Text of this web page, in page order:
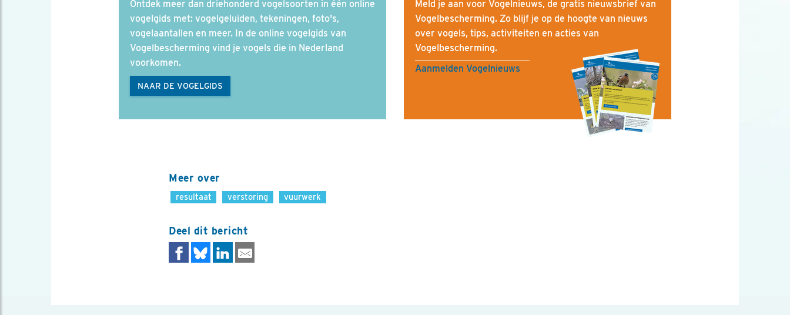
Ontdek meer dan driehonderd vogelsoorten in één online
vogelgids met: vogelgeluiden, tekeningen, foto's,
vogelaantallen en meer. In de online vogelgids van
Vogelbescherming vind je vogels die in Nederland
voorkomen.
NAAR DE VOGELGIDS
Meld je aan voor Vogelnieuws, de gratis nieuwsbrief van
Vogelbescherming. Zo blijf je op de hoogte van nieuws
over vogels, tips, activiteiten en acties van
Vogelbescherming.
Aanmelden Vogelnieuws
Meer over
resultaat verstoring vuurwerk
Deel dit bericht